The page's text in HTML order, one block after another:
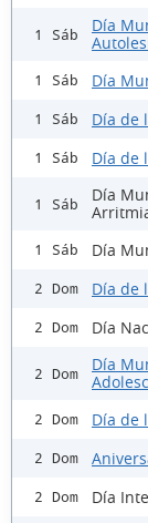
1 Sáb
Día
1 Sáb Día
1 Sáb Día de
1 Sáb Día de
1 Sáb
Día
1 Sáb Día
2 Dom Día de
2 Dom Día
2 Dom
Día
2 Dom Día de
2 Dom
2 Dom Día